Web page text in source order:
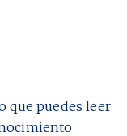
que puedes leer